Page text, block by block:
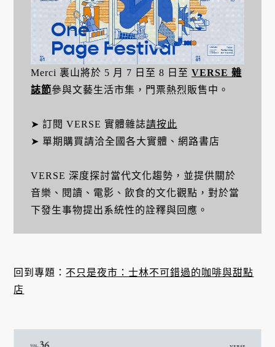
Merci 裏山將於 5 月 7 日至 8 日至 VERSE 雜
誌節參與文藝生活市集，門票熱烈販售中。
➤ 訂閱 VERSE 實體雜誌請按此
➤ 單期購買請洽全國各大實體、網路書店
VERSE 深度探討當代文化趨勢，並提供關於
音樂、閱讀、電影、飲食的文化觀點，對於當
下發生事物提出系統性的詮釋與回應。
回到專題： 不只是夜市：士林不可錯過的咖啡與甜點
店